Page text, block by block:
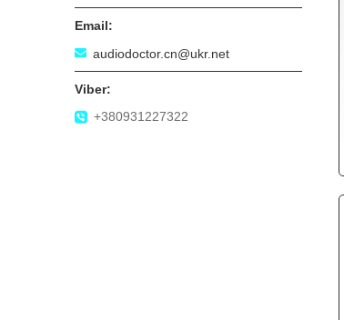
audiodoctor.cn@ukr.net
+380931227322